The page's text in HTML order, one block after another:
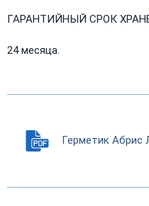
ГАРАНТИЙНЫЙ СРОК
24 месяца.
Герметик Абрис